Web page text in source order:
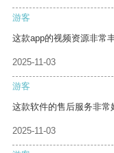
游客
这款app的视频资源非常
2025-11-03
游客
这款软件的售后服务非常
2025-11-03